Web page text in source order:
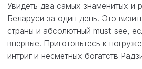
Увидеть два самых знаменитых и
Беларуси за один день. Это
страны и абсолютный must-see,
впервые. Приготовьтесь к
интриг и несметных богатств